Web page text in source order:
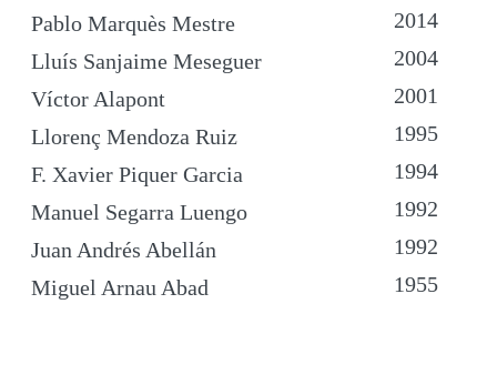
Pablo Marquès Mestre
Lluís Sanjaime Meseguer
Víctor Alapont
Llorenç Mendoza Ruiz
F. Xavier Piquer Garcia
Manuel Segarra Luengo
Juan Andrés Abellán
Miguel Arnau Abad
2014
2004
2001
1995
1994
1992
1992
1955